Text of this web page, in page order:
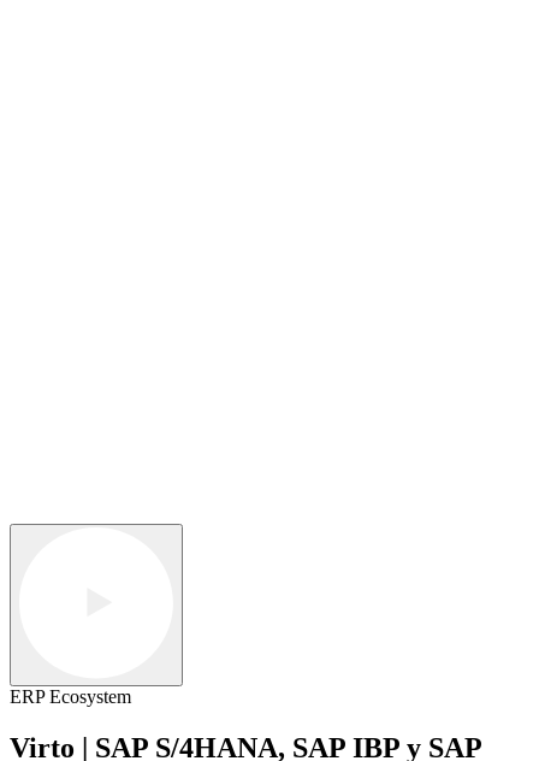
ERP Ecosystem
Virto | SAP S/4HANA, SAP IBP y SAP